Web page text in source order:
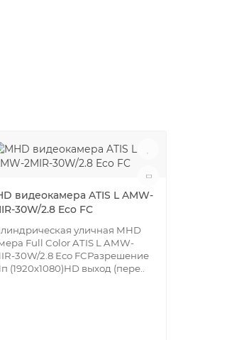
видеокамера ATIS L AMW-
30W/2.8 Eco FC
уличная MHD
Full Color ATIS L AMW-
30W/2.8 Eco FCРазрешение
(1920х1080)HD выход (пере..